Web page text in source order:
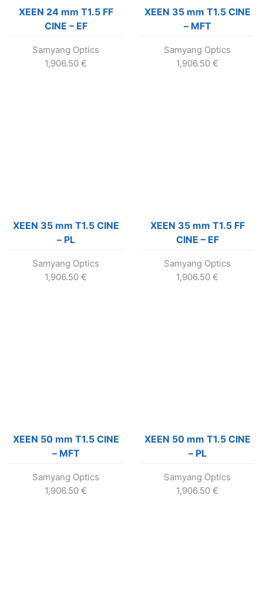
XEEN 24 mm T1.5 FF
CINE – EF
Samyang Optics
1,906.50 €
XEEN 35 mm T1.5 CINE
– MFT
Samyang Optics
1,906.50 €
XEEN 35 mm T1.5 CINE
– PL
Samyang Optics
1,906.50 €
XEEN 35 mm T1.5 FF
CINE – EF
Samyang Optics
1,906.50 €
XEEN 50 mm T1.5 CINE
– MFT
Samyang Optics
1,906.50 €
XEEN 50 mm T1.5 CINE
– PL
Samyang Optics
1,906.50 €